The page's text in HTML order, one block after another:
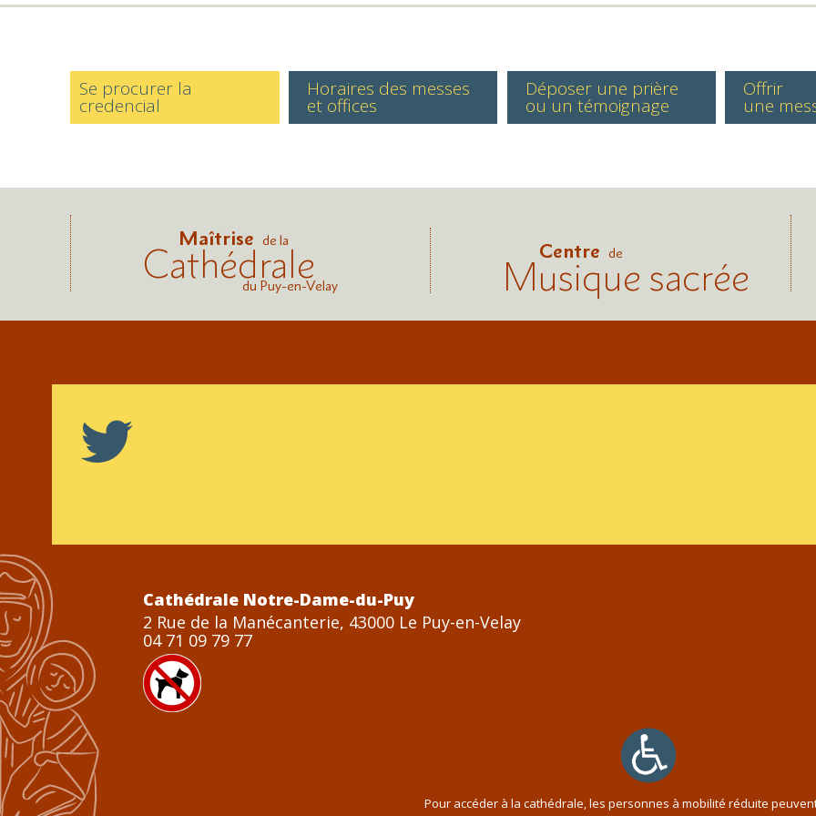
Se procurer la
credencial
Horaires des messes
et offices
Déposer une prière
ou un témoignage
Offrir
une
Maîtrise de la
Cathédrale
du Puy-en-Velay
Centre de
Musique sacrée
Cathédrale Notre-Dame-du-Puy
2 Rue de la Manécanterie, 43000 Le Puy-en-Velay
04 71 09 79 77
Pour accéder à la cathédrale, les personnes à mobilité réduite